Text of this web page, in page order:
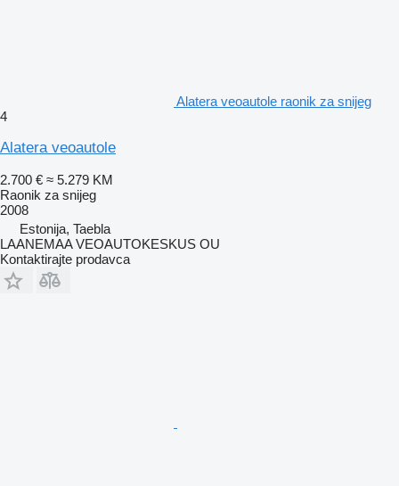
Alatera veoautole raonik za snijeg
4
Alatera veoautole
2.700 € ≈ 5.279 KM
Raonik za snijeg
2008
Estonija, Taebla
LAANEMAA VEOAUTOKESKUS OU
Kontaktirajte prodavca